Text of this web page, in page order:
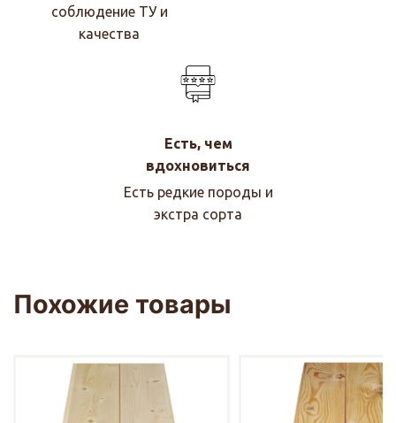
соблюдение ТУ и
качества
Есть, чем
вдохновиться
Есть редкие породы и
экстра сорта
Похожие товары